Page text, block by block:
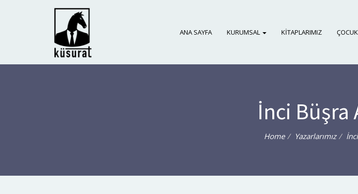
ANA SAYFA KURUMSAL KITAPLARIMIZ ÇOCUK
İnci Büşra
Home Yazarlarımız